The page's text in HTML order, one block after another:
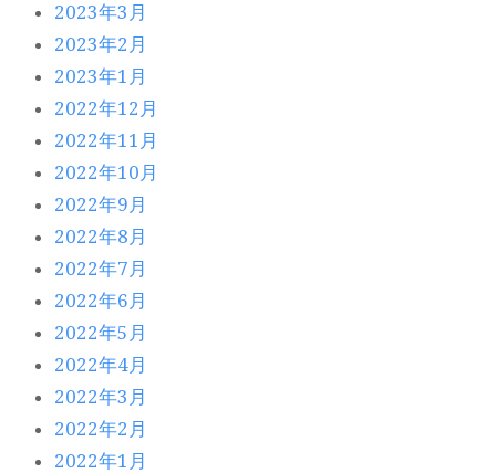
2023年3月
2023年2月
2023年1月
2022年12月
2022年11月
2022年10月
2022年9月
2022年8月
2022年7月
2022年6月
2022年5月
2022年4月
2022年3月
2022年2月
2022年1月